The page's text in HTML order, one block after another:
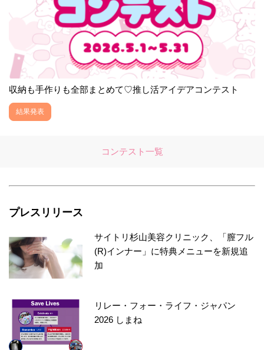
収納も手作りも全部まとめて♡推し活アイデアコンテスト
結果発表
コンテスト一覧
プレスリリース
サイトリ杉山美容クリニック、「膣フル
(R)インナー」に特典メニューを新規追
加
リレー・フォー・ライフ・ジャパン
2026 しまね